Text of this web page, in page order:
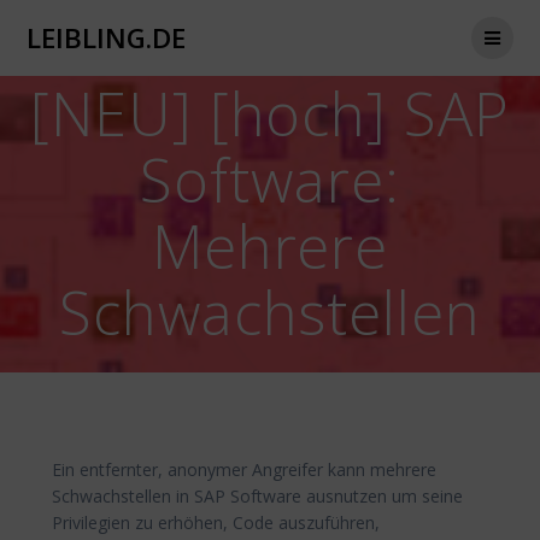
LEIBLING.DE
[NEU] [hoch] SAP
Software:
Mehrere
Schwachstellen
Ein entfernter, anonymer Angreifer kann mehrere
Schwachstellen in SAP Software ausnutzen um seine
Privilegien zu erhöhen, Code auszuführen,